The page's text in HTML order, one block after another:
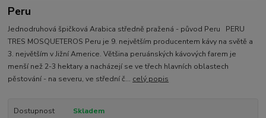
Peru
Jednodruhová špičková Arabica středně pražená - původ Peru PERU
TRES MOSQUETEROS Peru je 9. největším producentem kávy na světě a
3. největším v Jižní Americe. Většina peruánských kávových farem je
menší než 2-3 hektary a nacházejí se ve třech hlavních oblastech
pěstování - na severu, ve střední č... celý popis
Dostupnost
Skladem